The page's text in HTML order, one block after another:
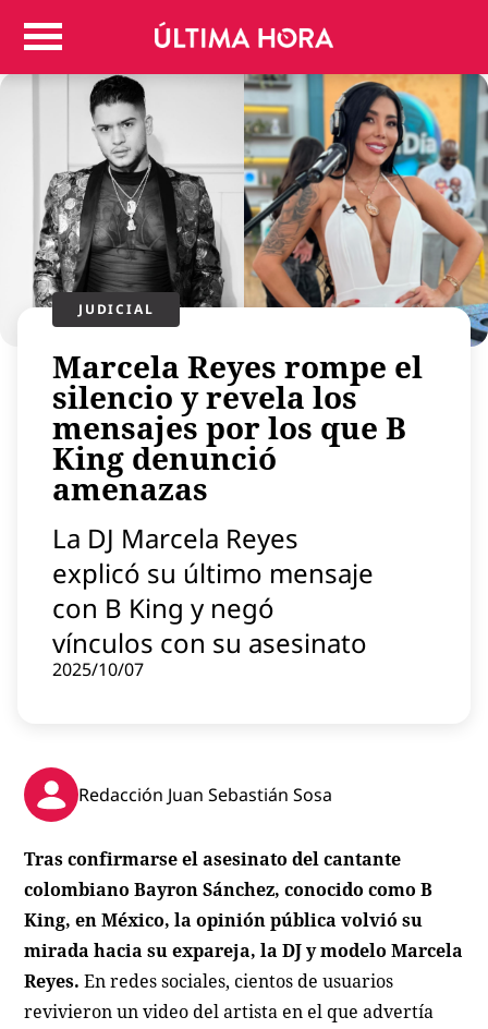
Judicial
Politica
Regiones
Deportes
Positivas
Entretenimiento
Vida
Mundo
Virales
Tecnología
Economía
Estilo de vida
Contenido patrocinado
Instagram
JUDICIAL
Marcela Reyes rompe el
silencio y revela los
mensajes por los que B
King denunció
amenazas
La DJ Marcela Reyes
explicó su último mensaje
con B King y negó
vínculos con su asesinato
2025/10/07
Redacción Juan Sebastián Sosa
Tras confirmarse el asesinato del cantante
colombiano Bayron Sánchez, conocido como B
King, en México, la opinión pública volvió su
mirada hacia su expareja, la DJ y modelo Marcela
Reyes. En redes sociales, cientos de usuarios
revivieron un video del artista en el que advertía